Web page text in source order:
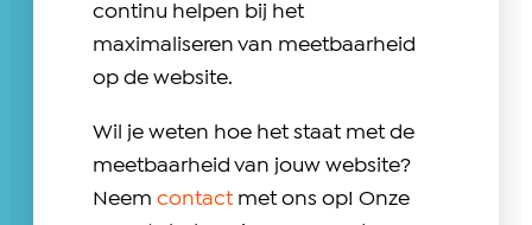
continu helpen bij het
maximaliseren van meetbaarheid
op de website.
Wil je weten hoe het staat met de
meetbaarheid van jouw website?
Neem contactmet ons op! Onze